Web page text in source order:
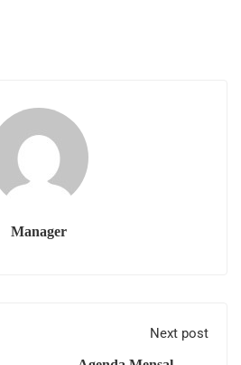
Manager
Next post